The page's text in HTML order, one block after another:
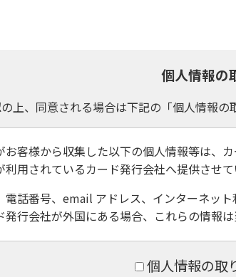
個人情報の
上、同意される場合は下記の「個人情報
お客様から収集した以下の個人情報等は、
利用されているカード発行会社へ提供させて
電話番号、email アドレス、インターネッ
発行会社が外国にある場合、これらの情報
は、お客様から収集した情報からは、ご利
個人情報の取